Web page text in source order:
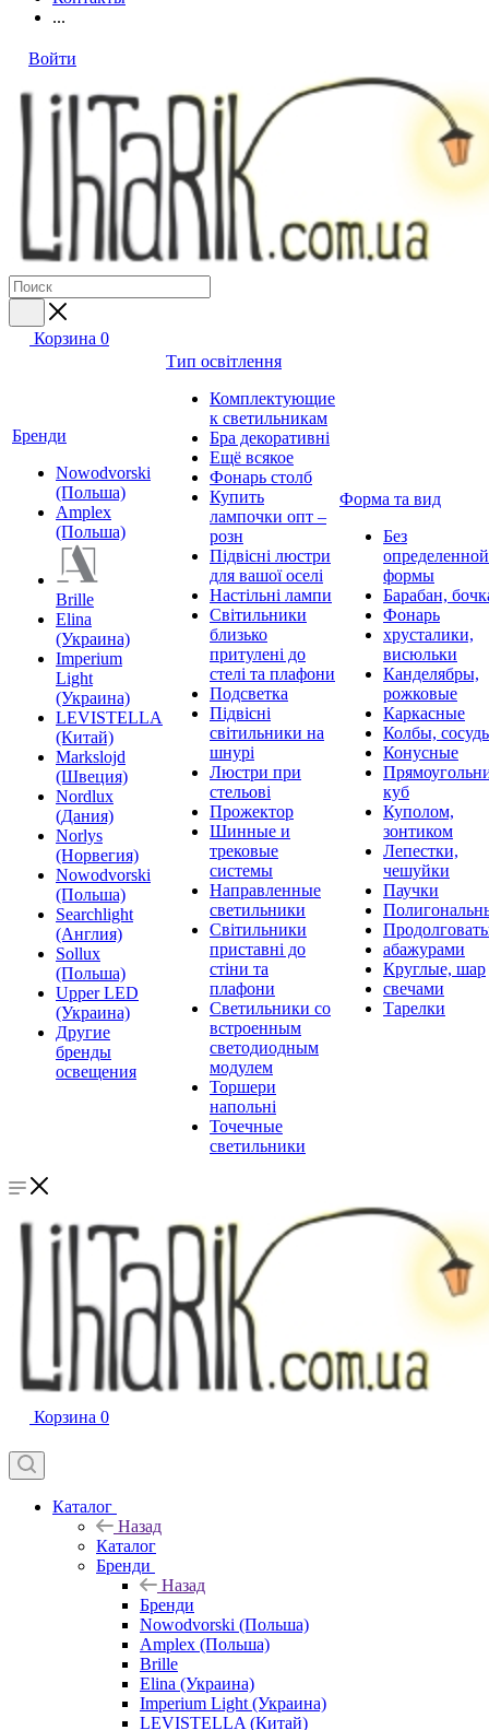
...
Войти
Корзина 0
Бренди
Nowodvorski
(Польша)
Amplex
(Польша)
Brille
Elina
(Украина)
Imperium
Light
(Украина)
LEVISTELLA
(Китай)
Markslojd
(Швеция)
Nordlux
(Дания)
Norlys
(Норвегия)
Nowodvorski
(Польша)
Searchlight
(Англия)
Sollux
(Польша)
Upper LED
(Украина)
Другие
бренды
освещения
Тип освітлення
Комплектующие
к светильникам
Бра декоративні
Ещё всякое
Фонарь столб
Купить
лампочки опт –
розн
Підвісні люстри
для вашої оселі
Настільні лампи
Світильники
близько
притулені до
стелі та плафони
Подсветка
Підвісні
світильники на
шнурі
Люстри при
стельові
Прожектор
Шинные и
трековые
системы
Направленные
светильники
Світильники
приставні до
стіни та
плафони
Светильники со
встроенным
светодиодным
модулем
Торшери
напольні
Точечные
светильники
Форма та вид
Без
определенной
формы
Барабан,
Фонарь
хрусталики,
висюльки
Канделябры,
рожковые
Каркасные
Колбы,
Конусные
куб
Куполом,
зонтиком
Лепестки,
чешуйки
Паучки
абажурами
Круглые, шар
свечами
Тарелки
Корзина 0
Каталог
Назад
Каталог
Бренди
Назад
Бренди
Nowodvorski (Польша)
Amplex (Польша)
Brille
Elina (Украина)
Imperium Light (Украина)
LEVISTELLA (Китай)